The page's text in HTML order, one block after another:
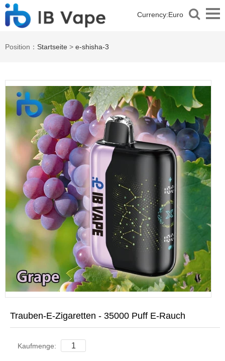
Currency:Euro
Position： Startseite > e-shisha-3
Trauben-E-Zigaretten - 35000 Puff E-Rauch
Kaufmenge: